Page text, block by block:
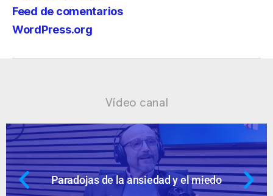
Feed de comentarios
WordPress.org
Vídeo canal
Ansiedad: supuestos